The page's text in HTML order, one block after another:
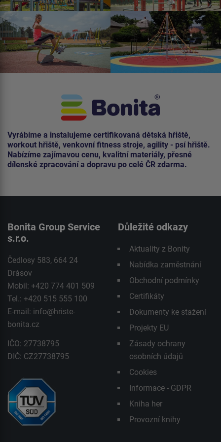
Vyrábíme a instalujeme certifikovaná dětská hřiště,
workout hřiště, venkovní fitness stroje, agility - psí hřiště.
Nabízíme zajímavou cenu, kvalitní materiály, přesné
dílenské zpracování a dopravu po celé ČR zdarma.
Bonita Group Service
s.r.o.
Čedlosy 583, 664 24
Drásov
Mobil: +420 774 401 509
Tel.: +420 515 555 100
E-mail: info@hriste-
bonita.cz
IČO: 27738795
DIČ: CZ27738795
Důležité odkazy
Aktuality z Bonity
Nabídka zaměstnání
Obchodní podmínky
Certifikáty
Dokumenty ke stažení
Projekty EU
Zásady ochrany
osobních údajů
Cookies
Informace - GDPR
Kniha her
Provozní knihy